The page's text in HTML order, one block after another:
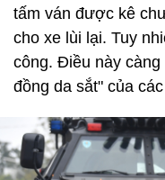
tấm ván được kê
cho xe lùi lại. Tuy
công. Điều này
đồng da sắt" của